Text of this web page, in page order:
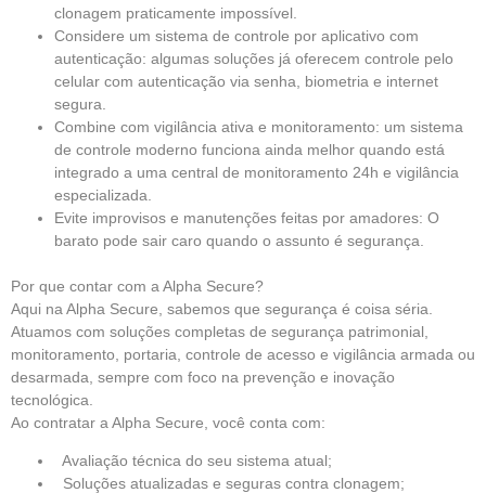
clonagem praticamente impossível.
Considere um sistema de controle por aplicativo com
autenticação: algumas soluções já oferecem controle pelo
celular com autenticação via senha, biometria e internet
segura.
Combine com vigilância ativa e monitoramento: um sistema
de controle moderno funciona ainda melhor quando está
integrado a uma central de monitoramento 24h e vigilância
especializada.
Evite improvisos e manutenções feitas por amadores: O
barato pode sair caro quando o assunto é segurança.
Por que contar com a Alpha Secure?
Aqui na Alpha Secure, sabemos que segurança é coisa séria.
Atuamos com soluções completas de segurança patrimonial,
monitoramento, portaria, controle de acesso e vigilância armada ou
desarmada, sempre com foco na prevenção e inovação
tecnológica.
Ao contratar a Alpha Secure, você conta com:
Avaliação técnica do seu sistema atual;
Soluções atualizadas e seguras contra clonagem;